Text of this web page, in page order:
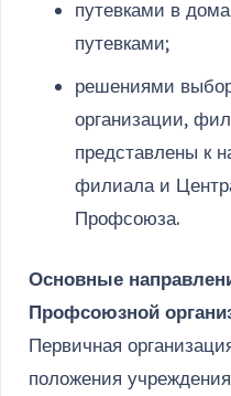
путевками в
путевками;
решениями
организации,
представлены к
филиала и
Профсоюза.
Основные
Профсоюзной
Первичная
положения